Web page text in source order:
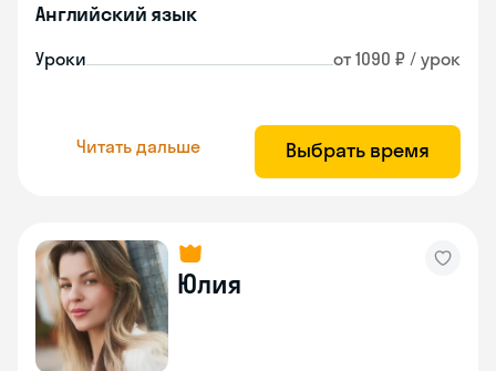
Английский язык
Уроки от 1090 ₽ / урок
Читать дальше Выбрать время
Юлия